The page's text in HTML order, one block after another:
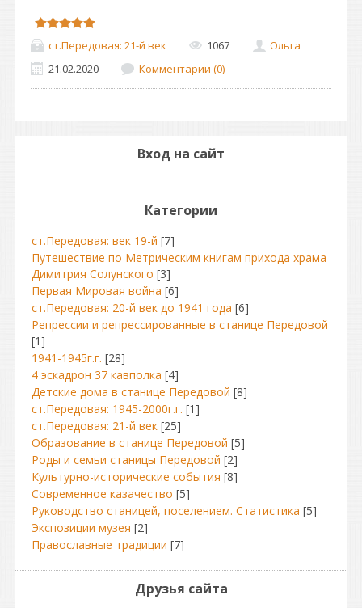
ст.Передовая: 21-й век 1067
Ольга
21.02.2020
Комментарии (0)
Вход на сайт
Категории
ст.Передовая: век 19-й [7]
Путешествие по Метрическим книгам прихода храма
Димитрия Солунского [3]
Первая Мировая война [6]
ст.Передовая: 20-й век до 1941 года [6]
Репрессии и репрессированные в станице Передовой
[1]
1941-1945г.г. [28]
4 эскадрон 37 кавполка [4]
Детские дома в станице Передовой [8]
ст.Передовая: 1945-2000г.г. [1]
ст.Передовая: 21-й век [25]
Образование в станице Передовой [5]
Роды и семьи станицы Передовой [2]
Культурно-исторические события [8]
Современное казачество [5]
Руководство станицей, поселением. Статистика [5]
Экспозиции музея [2]
Православные традиции [7]
Друзья сайта